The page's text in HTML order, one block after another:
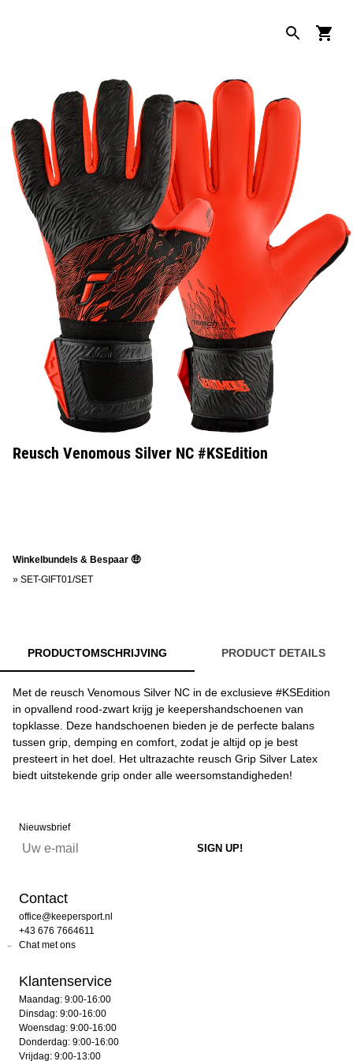
Reusch Venomous Silver NC #KSEdition
Winkelbundels & Bespaar 🤑
» SET-GIFT01/SET
PRODUCTOMSCHRIJVING PRODUCT DETAILS
Met de reusch Venomous Silver NC in de exclusieve #KSEdition
in opvallend rood-zwart krijg je keepershandschoenen van
topklasse. Deze handschoenen bieden je de perfecte balans
tussen grip, demping en comfort, zodat je altijd op je best
presteert in het doel. Het ultrazachte reusch Grip Silver Latex
biedt uitstekende grip onder alle weersomstandigheden!
Nieuwsbrief
Contact
office@keepersport.nl
+43 676 7664611
Chat met ons
Klantenservice
Maandag: 9:00-16:00
Dinsdag: 9:00-16:00
Woensdag: 9:00-16:00
Donderdag: 9:00-16:00
Vrijdag: 9:00-13:00